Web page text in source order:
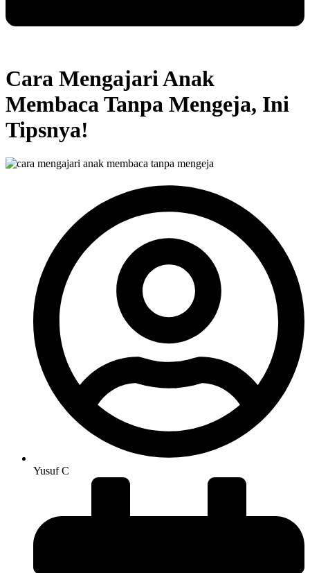
Cara Mengajari Anak
Membaca Tanpa Mengeja, Ini
Tipsnya!
Yusuf C